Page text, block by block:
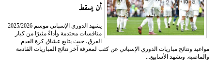
أن يسقط
يشهد الدوري الإسباني موسم 2025/2026
منافسات محتدمة وأداءً مثيرًا من كبار
الفرق، حيث يتابع عشاق كرة القدم
مواعيد ونتائج مباريات الدوري الإسباني عن كثب لمعرفة آخر نتائج المباريات القادمة
والماضية. وتشهد الأسابيع...